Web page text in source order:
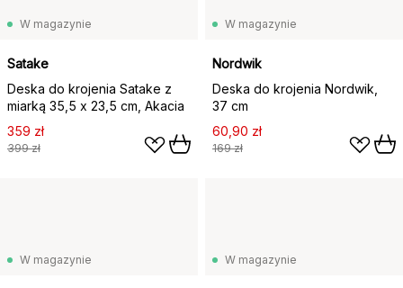
W magazynie
Satake
Deska do krojenia Satake z
miarką 35,5 x 23,5 cm, Akacia
359 zł
399 zł
W magazynie
Nordwik
Deska do krojenia Nordwik,
37 cm
60,90 zł
169 zł
W magazynie W magazynie